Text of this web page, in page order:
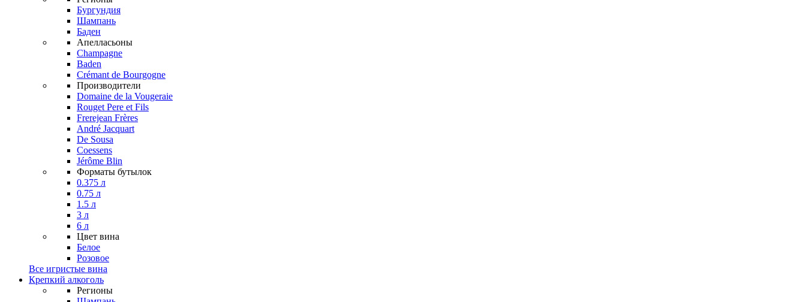
Бургундия
Шампань
Баден
Апелласьоны
Champagne
Baden
Crémant de Bourgogne
Производители
Domaine de la Vougeraie
Rouget Pere et Fils
Frerejean Frères
André Jacquart
De Sousa
Coessens
Jérôme Blin
Форматы бутылок
0.375 л
0.75 л
1.5 л
3 л
6 л
Цвет вина
Белое
Розовое
Все игристые вина
Крепкий алкоголь
Регионы